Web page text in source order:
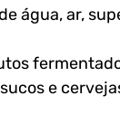
água, ar,
e